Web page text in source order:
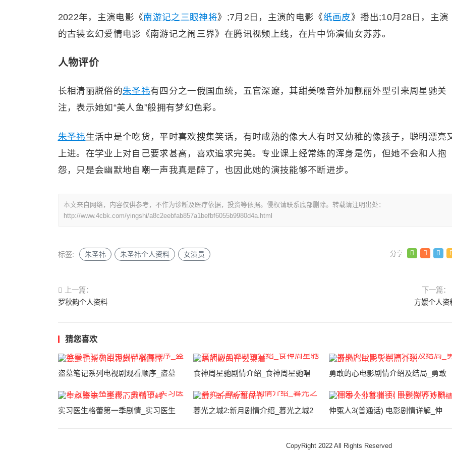
2022年，主演电影《南游记之三眼神将》;7月2日，主演的电影《纸画皮 》播出;10月28日，主演
的古装玄幻爱情电影《南游记之闹三界》在腾讯视频上线，在片中饰演仙女苏苏。
人物评价
长相清丽脱俗的朱圣祎有四分之一俄国血统，五官深邃，其甜美嗓音外加靓丽外型引来周星驰关
注，表示她如“美人鱼”般拥有梦幻色彩。
朱圣祎生活中是个吃货，平时喜欢搜集笑话，有时成熟的像大人有时又幼稚的像孩子，聪明漂亮
上进。在学业上对自己要求甚高，喜欢追求完美。专业课上经常练的浑身是伤，但她不会和人抱
怨，只是会幽默地自嘲一声我真是醉了，也因此她的演技能够不断进步。
本文来自网络，内容仅供参考，不作为诊断及医疗依据，投资等依据。侵权请联系底部删除。转载请注明出处：
http://www.4cbk.com/yingshi/a8c2eebfab857a1befbf6055b9980d4a.html
标签: 朱圣祎 朱圣祎个人资料 女演员
上一篇：
罗秋韵个人资料
下一篇：
方媛个人资
猜您喜欢
盗墓笔记系列电视剧观看顺序_盗墓 食神周星驰剧情介绍_食神周星驰唱 勇敢的心电影剧情介绍及结局_勇敢
实习医生格蕾第一季剧情_实习医生 暮光之城2:新月剧情介绍_暮光之城2 伸冤人3(普通话) 电影剧情详解_伸
CopyRight 2022 All Rights Reserved